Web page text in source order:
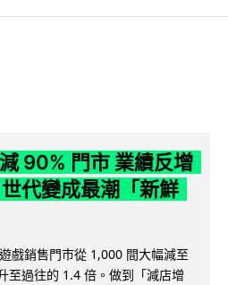
90% 門市 業績反增
代變成最潮「新鮮
戲銷售門市從 1,000 間大幅減至
至過往的 1.4 倍。做到「減店增